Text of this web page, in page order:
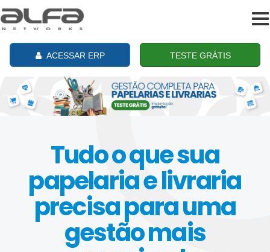
ACESSAR ERP TESTE GRÁTIS
Tudo o que sua
papelaria e livraria
precisa para uma
gestão mais